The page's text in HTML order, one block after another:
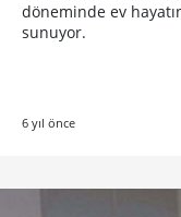
döneminde ev
sunuyor.
6 yıl önce